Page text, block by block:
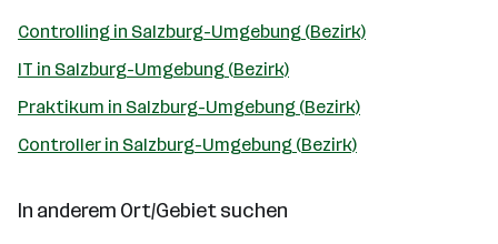
Controlling in Salzburg-Umgebung (Bezirk)
IT in Salzburg-Umgebung (Bezirk)
Praktikum in Salzburg-Umgebung (Bezirk)
Controller in Salzburg-Umgebung (Bezirk)
In anderem Ort/Gebiet suchen